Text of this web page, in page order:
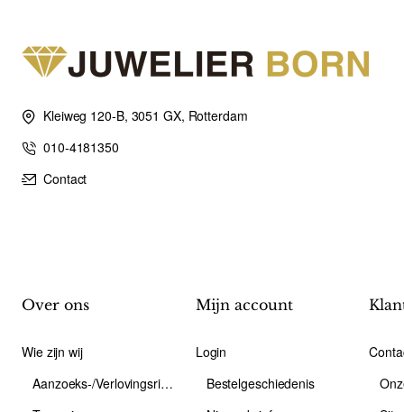
Kleiweg 120-B, 3051 GX, Rotterdam
010-4181350
Contact
Over ons
Wie zijn wij
Aanzoeks-/Verlovingsring
Mijn account
Login
Bestelgeschiedenis